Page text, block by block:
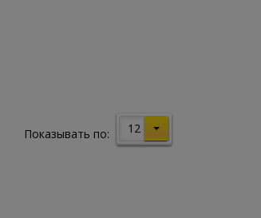
Показывать по: 12